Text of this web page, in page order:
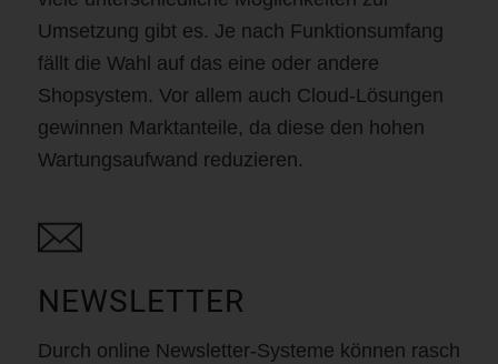
Umsetzung gibt es. Je nach Funktionsumfang
fällt die Wahl auf das eine oder andere
Shopsystem. Vor allem auch Cloud-Lösungen
gewinnen Marktanteile, da diese den hohen
Wartungsaufwand reduzieren.
NEWSLETTER
Durch online Newsletter-Systeme können rasch